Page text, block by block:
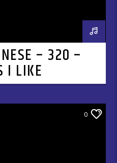
– 320 –
I LIKE
0